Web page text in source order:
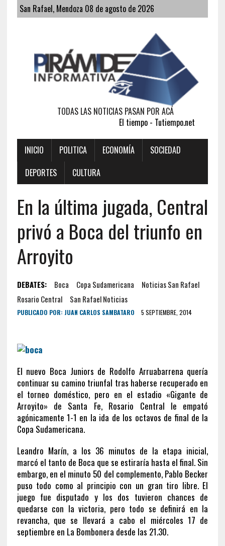
San Rafael, Mendoza 08 de agosto de 2026
TODAS LAS NOTICIAS PASAN POR ACÁ
El tiempo - Tutiempo.net
INICIO POLITICA ECONOMÍA
SOCIEDAD
DEPORTES
CULTURA
En la última jugada, Central
privó a Boca del triunfo en
Arroyito
DEBATES: Boca Copa Sudamericana
Noticias San Rafael
Rosario Central
San Rafael Noticias
PUBLICADO POR: JUAN CARLOS SAMBATARO 5 SEPTIEMBRE, 2014
El nuevo Boca Juniors de Rodolfo Arruabarrena quería
continuar su camino triunfal tras haberse recuperado en
el torneo doméstico, pero en el estadio «Gigante de
Arroyito» de Santa Fe, Rosario Central le empató
agónicamente 1-1 en la ida de los octavos de final de la
Copa Sudamericana.
Leandro Marín, a los 36 minutos de la etapa inicial,
marcó el tanto de Boca que se estiraría hasta el final. Sin
embargo, en el minuto 50 del complemento, Pablo Becker
puso todo como al principio con un gran tiro libre. El
juego fue disputado y los dos tuvieron chances de
quedarse con la victoria, pero todo se definirá en la
revancha, que se llevará a cabo el miércoles 17 de
septiembre en La Bombonera desde las 21.30.